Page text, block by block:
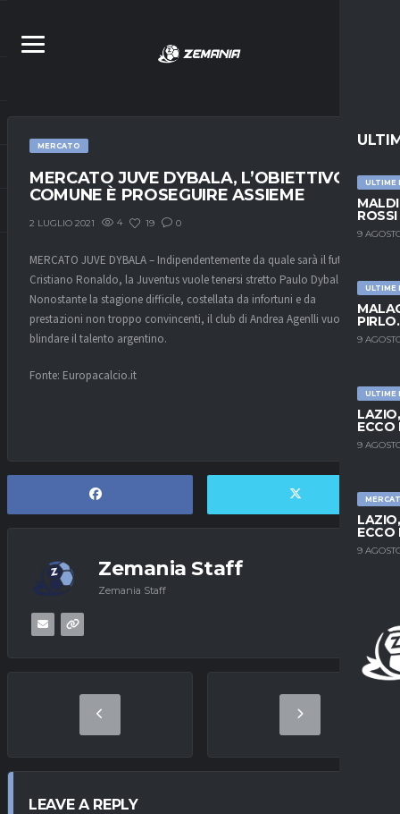
ULTIME
9
ULTIME
9
ULTIME
ECCO
9
ECCO
9
MERCATO
MERCATO JUVE DYBALA, L’OBIETTIVO
COMUNE È PROSEGUIRE ASSIEME
2 LUGLIO 2021 4 19 0
MERCATO JUVE DYBALA – Indipendentemente da quale sarà il futuro di
Cristiano Ronaldo, la Juventus vuole tenersi stretto Paulo Dybala.
Nonostante la stagione difficile, costellata da infortuni e da
prestazioni non troppo convincenti, il club di Andrea Agenlli vuole
blindare il talento argentino.
Fonte: Europacalcio.it
Zemania Staff
Zemania Staff
LEAVE A REPLY